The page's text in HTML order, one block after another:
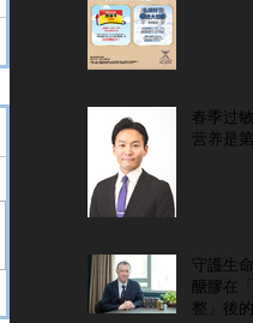
春季过
营养是
守護生
醣膠在
整」後